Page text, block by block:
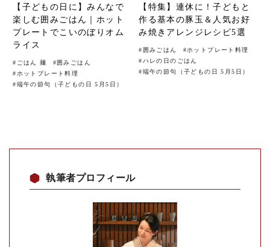
【子どもの日に】みんなで
楽しむ囲みごはん｜ホット
プレートでこいのぼりオム
ライス
# ごはん 麺 #囲みごはん
# ホットプレート料理
#端午の節句（子どもの日 5月5日）
【特集】連休に！子どもと
作る基本の豚玉＆人気お好
み焼きアレンジレシピ5選
# 囲みごはん #ホットプレート料理
#ハレの日のごはん
#端午の節句（子どもの日 5月5日）
執筆者プロフィール